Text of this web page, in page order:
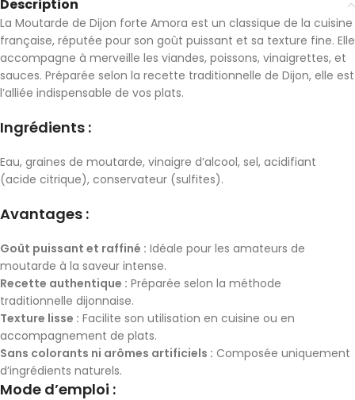
Description
La Moutarde de Dijon forte Amora est un classique de la cuisine
française, réputée pour son goût puissant et sa texture fine. Elle
accompagne à merveille les viandes, poissons, vinaigrettes, et
sauces. Préparée selon la recette traditionnelle de Dijon, elle est
l’alliée indispensable de vos plats.
Ingrédients :
Eau, graines de moutarde, vinaigre d’alcool, sel, acidifiant
(acide citrique), conservateur (sulfites).
Avantages :
Goût puissant et raffiné : Idéale pour les amateurs de
moutarde à la saveur intense.
Recette authentique : Préparée selon la méthode
traditionnelle dijonnaise.
Texture lisse : Facilite son utilisation en cuisine ou en
accompagnement de plats.
Sans colorants ni arômes artificiels : Composée uniquement
d’ingrédients naturels.
Mode d’emploi :